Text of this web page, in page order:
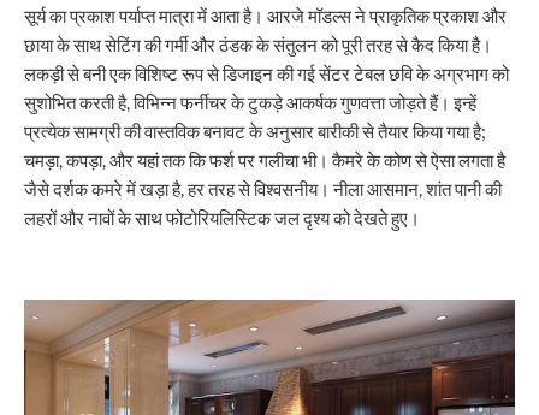
सूर्य का प्रकाश पर्याप्त मात्रा में आता है। आरजे मॉडल्स ने प्राकृतिक प्रकाश और
छाया के साथ सेटिंग की गर्मी और ठंडक के संतुलन को पूरी तरह से कैद किया है।
लकड़ी से बनी एक विशिष्ट रूप से डिजाइन की गई सेंटर टेबल छवि के अग्रभाग को
सुशोभित करती है, विभिन्न फर्नीचर के टुकड़े आकर्षक गुणवत्ता जोड़ते हैं। इन्हें
प्रत्येक सामग्री की वास्तविक बनावट के अनुसार बारीकी से तैयार किया गया है;
चमड़ा, कपड़ा, और यहां तक कि फर्श पर गलीचा भी। कैमरे के कोण से ऐसा लगता है
जैसे दर्शक कमरे में खड़ा है, हर तरह से विश्वसनीय। नीला आसमान, शांत पानी की
लहरों और नावों के साथ फोटोरियलिस्टिक जल दृश्य को देखते हुए।